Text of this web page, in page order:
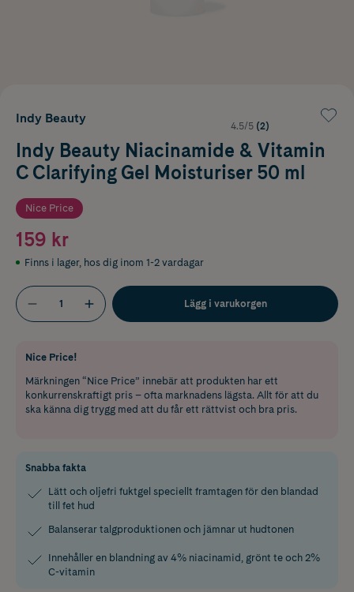
Indy Beauty
4.5/5 (2)
Indy Beauty Niacinamide & Vitamin
C Clarifying Gel Moisturiser 50 ml
Nice Price
159 kr
Finns i lager, hos dig inom 1-2 vardagar
Lägg i varukorgen
Nice Price!
Märkningen “Nice Price” innebär att produkten har ett
konkurrenskraftigt pris – ofta marknadens lägsta. Allt för att du
ska känna dig trygg med att du får ett rättvist och bra pris.
Snabba fakta
Lätt och oljefri fuktgel speciellt framtagen för den blandad
till fet hud
Balanserar talgproduktionen och jämnar ut hudtonen
Innehåller en blandning av 4% niacinamid, grönt te och 2%
C-vitamin